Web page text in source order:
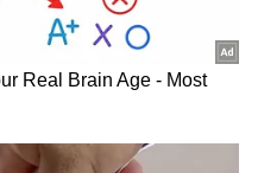
ಶಿರಸಿಯವಳು. ಓದಿದ್ದು LLB,
ವರದಿಗಾರಿಕೆ. ಕಾನೂನು
ಲೇಖನಗಳಿಗೆ ಕರ್ನಾಟಕ
ಮೀಡಿಯಾ ಅವಾರ್ಡ್​,
ಕೆಲವು ಪ್ರಶಸ್ತಿಗಳು